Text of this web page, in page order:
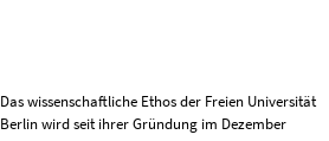
Das wissenschaftliche Ethos der Freien Universität
Berlin wird seit ihrer Gründung im Dezember